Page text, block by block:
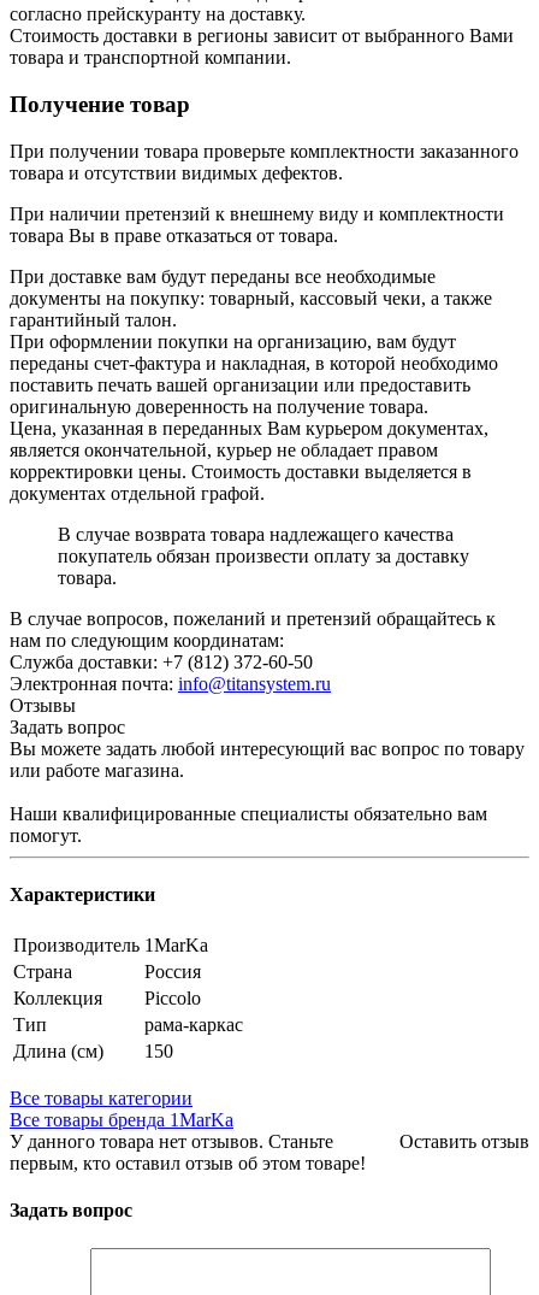
согласно прейскуранту на доставку.
Стоимость доставки в регионы зависит от выбранного Вами
товара и транспортной компании.
Получение товар
При получении товара проверьте комплектности заказанного
товара и отсутствии видимых дефектов.
При наличии претензий к внешнему виду и комплектности
товара Вы в праве отказаться от товара.
При доставке вам будут переданы все необходимые
документы на покупку: товарный, кассовый чеки, а также
гарантийный талон.
При оформлении покупки на организацию, вам будут
переданы счет-фактура и накладная, в которой необходимо
поставить печать вашей организации или предоставить
оригинальную доверенность на получение товара.
Цена, указанная в переданных Вам курьером документах,
является окончательной, курьер не обладает правом
корректировки цены. Стоимость доставки выделяется в
документах отдельной графой.
В случае возврата товара надлежащего качества
покупатель обязан произвести оплату за доставку
товара.
В случае вопросов, пожеланий и претензий обращайтесь к
нам по следующим координатам:
Служба доставки: +7 (812) 372-60-50
Электронная почта: info@titansystem.ru
Отзывы
Задать вопрос
Вы можете задать любой интересующий вас вопрос по товару
или работе магазина.
Наши квалифицированные специалисты обязательно вам
помогут.
Характеристики
Производитель 1MarKa
Страна
Россия
Коллекция
Piccolo
Тип
рама-каркас
Длина (см)
150
Все товары категории
Все товары бренда 1MarKa
Оставить отзыв
У данного товара нет отзывов. Станьте
первым, кто оставил отзыв об этом товаре!
Задать вопрос